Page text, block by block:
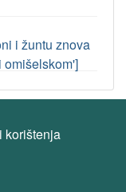
i žuntu znova
korištenja